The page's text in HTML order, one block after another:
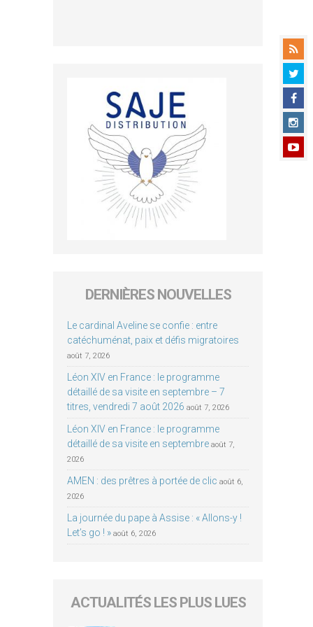
DERNIÈRES NOUVELLES
Le cardinal Aveline se confie : entre
catéchuménat, paix et défis migratoires
août 7, 2026
Léon XIV en France : le programme
détaillé de sa visite en septembre – 7
titres, vendredi 7 août 2026 août 7, 2026
Léon XIV en France : le programme
détaillé de sa visite en septembre août 7,
2026
AMEN : des prêtres à portée de clic août 6,
2026
La journée du pape à Assise : « Allons-y !
Let’s go ! » août 6, 2026
ACTUALITÉS LES PLUS LUES